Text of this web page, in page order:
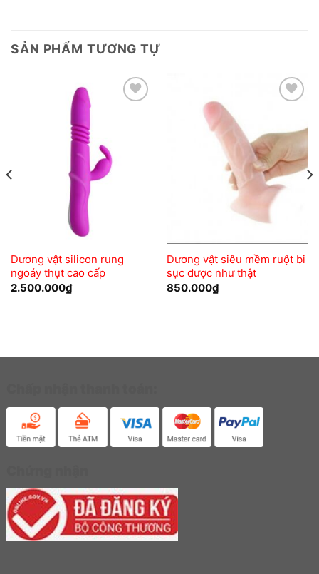
SẢN PHẨM TƯƠNG TỰ
Dương vật silicon rung
ngoáy thụt cao cấp
2.500.000₫
Add to
wishlist
Dương vật siêu mềm ruột bi
sục được như thật
850.000₫